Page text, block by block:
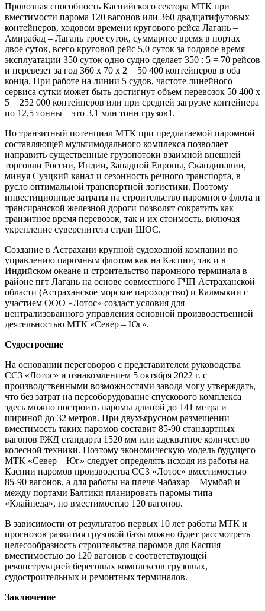
Провозная способность Каспийского сектора МТК при
вместимости парома 120 вагонов или 360 двадцатифутовых
контейнеров, ходовом времени кругового рейса Лагань –
Амирабад – Лагань трое суток, суммарное время в портах
двое суток, всего круговой рейс 5,0 суток за годовое время
эксплуатации 350 суток одно судно сделает 350 : 5 = 70 рейсов
и перевезет за год 360 х 70 х 2 = 50 400 контейнеров в оба
конца. При работе на линии 5 судов, частоте линейного
сервиса сутки может быть достигнут объем перевозок 50 400 х
5 = 252 000 контейнеров или при средней загрузке контейнера
по 12,5 тонны – это 3,1 млн тонн грузов1.
Но транзитный потенциал МТК при предлагаемой паромной
составляющей мультимодального комплекса позволяет
направить существенные грузопотоки взаимной внешней
торговли России, Индии, Западной Европы, Скандинавии,
минуя Суэцкий канал и сезонность речного транспорта, в
русло оптимальной транспортной логистики. Поэтому
инвестиционные затраты на строительство паромного флота и
трансиранской железной дороги позволят сократить как
транзитное время перевозок, так и их стоимость, включая
укрепление суверенитета стран ШОС.
Создание в Астрахани крупной судоходной компании по
управлению паромным флотом как на Каспии, так и в
Индийском океане и строительство паромного терминала в
районе пгт Лагань на основе совместного ГЧП Астраханской
области (Астраханское морское пароходство) и Калмыкии с
участием ООО «Лотос» создаст условия для
централизованного управления основной производственной
деятельностью МТК «Север – Юг».
Судостроение
На основании переговоров с представителем руководства
ССЗ «Лотос» и ознакомлением 5 октября 2022 г. с
производственными возможностями завода могу утверждать,
что без затрат на переоборудование спускового комплекса
здесь можно построить паромы длиной до 141 метра и
шириной до 32 метров. При двухъярусном размещении
вместимость таких паромов составит 85-90 стандартных
вагонов РЖД стандарта 1520 мм или адекватное количество
колесной техники. Поэтому экономическую модель будущего
МТК «Север – Юг» следует определять исходя из работы на
Каспии паромов производства ССЗ «Лотос» вместимостью
85-90 вагонов, а для работы на плече Чабахар – Мумбай и
между портами Балтики планировать паромы типа
«Клайпеда», но вместимостью 120 вагонов.
В зависимости от результатов первых 10 лет работы МТК и
прогнозов развития грузовой базы можно будет рассмотреть
целесообразность строительства паромов для Каспия
вместимостью до 120 вагонов с соответствующей
реконструкцией береговых комплексов грузовых,
судостроительных и ремонтных терминалов.
Заключение